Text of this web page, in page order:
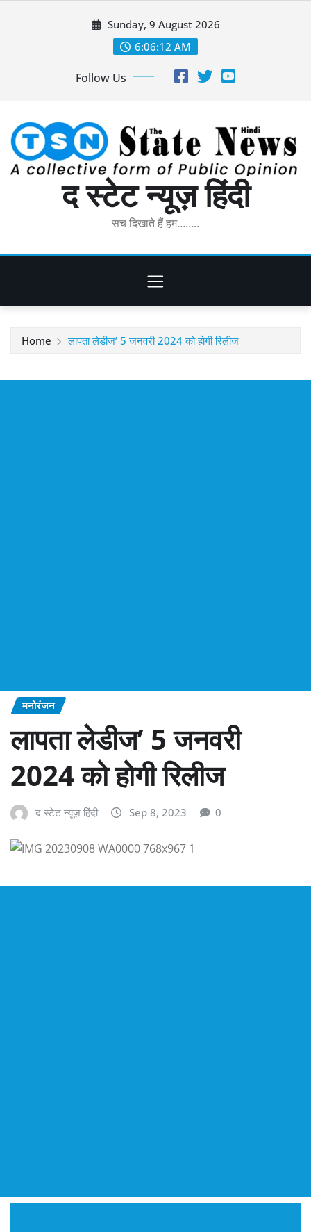
Sunday, 9 August 2026
6:06:13 AM
Follow Us
द स्टेट न्यूज़ हिंदी
सच दिखाते हैं हम……..
Home लापता लेडीज’ 5 जनवरी 2024 को होगी रिलीज
मनोरंजन
लापता लेडीज’ 5 जनवरी
2024 को होगी रिलीज
द स्टेट न्यूज़ हिंदी Sep 8, 2023 0